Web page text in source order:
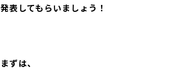
発表してもらいましょう！
まずは、